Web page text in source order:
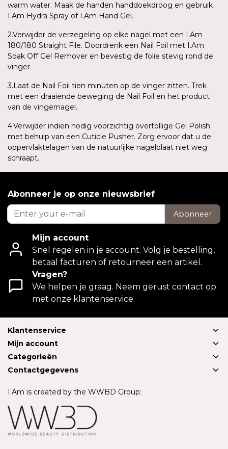
warm water. Maak de handen handdoekdroog en gebruik
I.Am Hydra Spray of I.Am Hand Gel.
2.Verwijder de verzegeling op elke nagel met een I.Am
180/180 Straight File. Doordrenk een Nail Foil met I.Am
Soak Off Gel Remover en bevestig de folie stevig rond de
vinger.
3.Laat de Nail Foil tien minuten op de vinger zitten. Trek
met een draaiende beweging de Nail Foil en het product
van de vingernagel.
4.Verwijder indien nodig voorzichtig overtollige Gel Polish
met behulp van een Cuticle Pusher. Zorg ervoor dat u de
oppervlaktelagen van de natuurlijke nagelplaat niet weg
schraapt.
Abonneer je op onze nieuwsbrief
Abonneer
Mijn account
Snel regelen in je account. Volg je bestelling,
betaal facturen of retourneer een artikel.
Vragen?
We helpen je graag. Neem gerust contact op
met onze klantenservice.
Klantenservice
Mijn account
Categorieën
Contactgegevens
I.Am is created by the WWBD Group: